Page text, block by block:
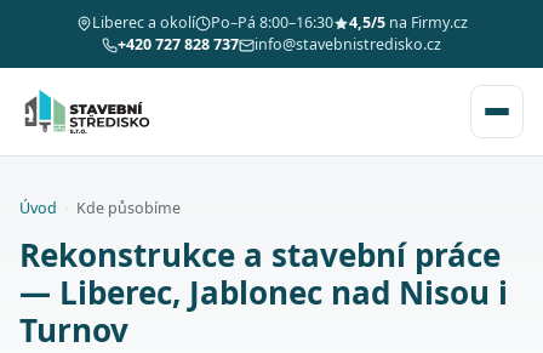
Liberec a okolí Po–Pá 8:00–16:30 4,5/5na Firmy.cz
+420 727 828 737
info@stavebnistredisko.cz
Úvod Kde působíme
Rekonstrukce a stavební práce
— Liberec, Jablonec nad Nisou i
Turnov